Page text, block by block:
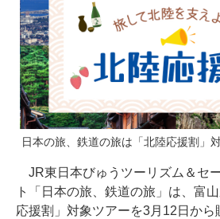
日本の旅、鉄道の旅は「北陸応援割」
JR東日本びゅうツーリズム＆セ
ト「日本の旅、鉄道の旅」は、富
応援割」対象ツアーを3月12日から